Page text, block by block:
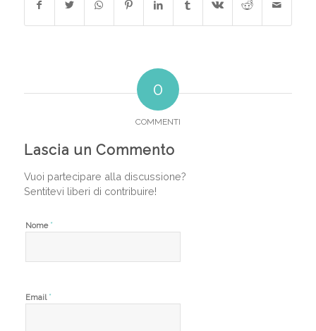
0
COMMENTI
Lascia un Commento
Vuoi partecipare alla discussione?
Sentitevi liberi di contribuire!
Nome *
Email *